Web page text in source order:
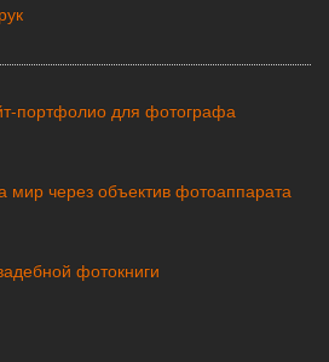
портфолио для фотографа
мир через объектив фотоаппарата
фотокниги